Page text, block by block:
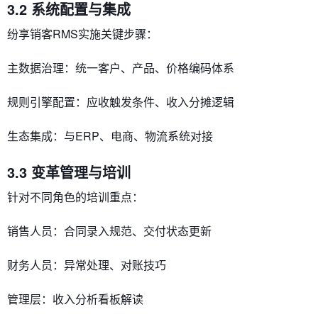
3.2 系统配置与集成
纷享销客RMS实施关键步骤：
​​主数据治理​​：统一客户、产品、价格编码体系
​​规则引擎配置​​：应收触发条件、收入分摊逻辑
​​生态集成​​：与ERP、电商、物流系统对接
3.3 变革管理与培训
针对不同角色的培训重点：
销售人员​​：合同录入规范、交付状态更新
​​财务人员​​：异常处理、对账技巧
​​管理层​​：收入分析看板解读